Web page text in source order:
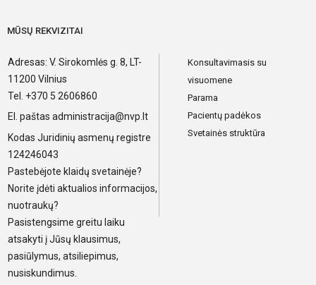
MŪSŲ REKVIZITAI
Adresas: V. Sirokomlės g. 8, LT-
11200 Vilnius
Tel. +370 5 2606860
El. paštas administracija@nvp.lt
Kodas Juridinių asmenų registre
124246043
Pastebėjote klaidų svetainėje?
Norite įdėti aktualios informacijos,
nuotraukų?
Pasistengsime greitu laiku
atsakyti į Jūsų klausimus,
pasiūlymus, atsiliepimus,
nusiskundimus.
Konsultavimasis su
visuomene
Parama
Pacientų padėkos
Svetainės struktūra